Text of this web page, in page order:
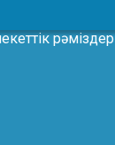
рәміздер